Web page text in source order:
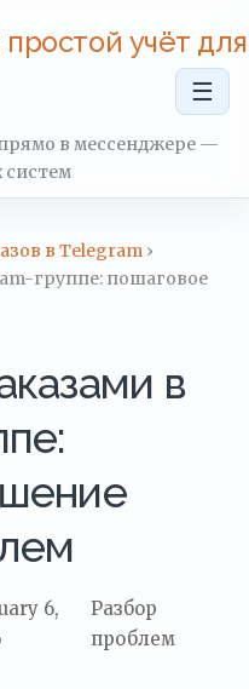
простой учёт
☰
в мессенджере —
систем
в Telegram ›
группе: пошаговое
в
6,
Разбор
проблем